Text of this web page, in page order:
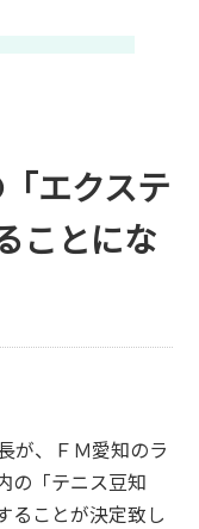
エクステ
ことにな
が、ＦＭ愛知のラ
の「テニス豆知
ることが決定致し